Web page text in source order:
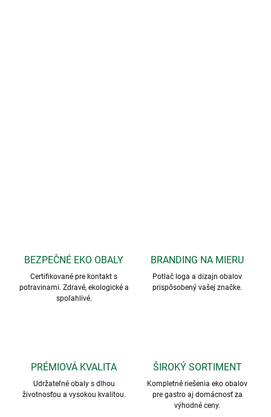
BEZPEČNÉ EKO OBALY
Certifikované pre kontakt s
potravinami. Zdravé, ekologické a
spoľahlivé.
BRANDING NA MIERU
Potlač loga a dizajn obalov
prispôsobený vašej značke.
PRÉMIOVÁ KVALITA
Udržateľné obaly s dlhou
životnosťou a vysokou kvalitou.
ŠIROKÝ SORTIMENT
Kompletné riešenia eko obalov
pre gastro aj domácnosť za
výhodné ceny.